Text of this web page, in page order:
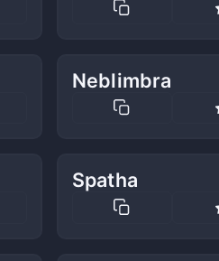
Neblimbra
Spatha